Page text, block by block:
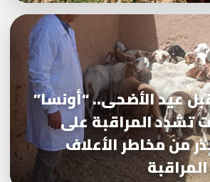
عيد الأضحى.. “أونسا”
تشدد المراقبة على
من مخاطر الأعلاف